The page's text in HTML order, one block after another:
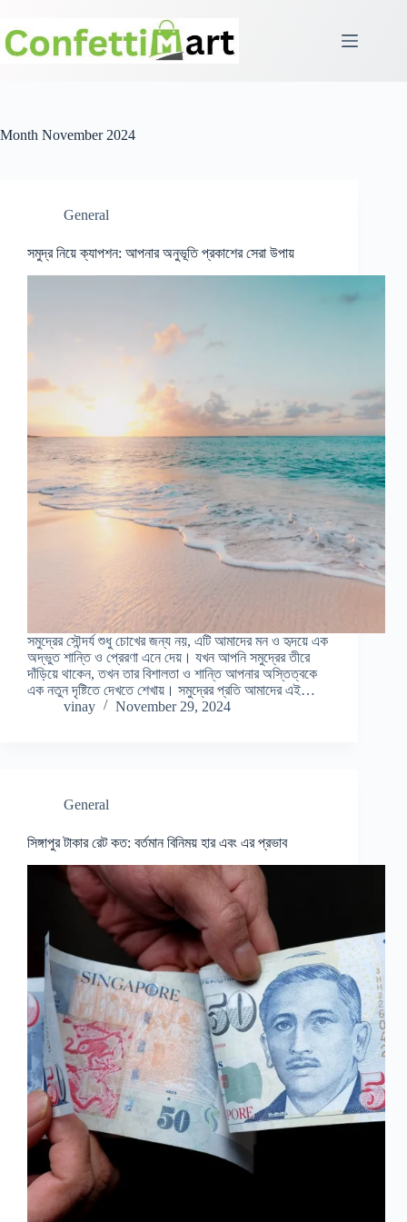
content
Month November 2024
General
সমুদ্র নিয়ে ক্যাপশন: আপনার অনুভূতি প্রকাশের সেরা উপায়
সমুদ্রের সৌন্দর্য শুধু চোখের জন্য নয়, এটি আমাদের মন ও হৃদয়ে এক
অদ্ভুত শান্তি ও প্রেরণা এনে দেয়। যখন আপনি সমুদ্রের তীরে
দাঁড়িয়ে থাকেন, তখন তার বিশালতা ও শান্তি আপনার অস্তিত্বকে
এক নতুন দৃষ্টিতে দেখতে শেখায়। সমুদ্রের প্রতি আমাদের এই…
vinay
November 29, 2024
General
সিঙ্গাপুর টাকার রেট কত: বর্তমান বিনিময় হার এবং এর প্রভাব